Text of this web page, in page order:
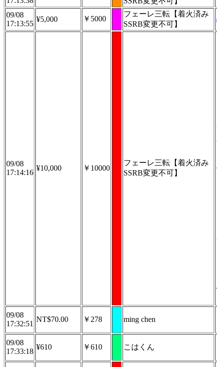
09/08
17:13:55
¥5,000 ￥5000
フェーレ三転【着火済み
SSRB変更不可】
09/08
17:14:16
¥10,000 ￥10000
フェーレ三転【着火済み
SSRB変更不可】
09/08
17:32:51
NT$70.00 ￥278 ming chen
09/08
17:33:18
¥610 ￥610 こはくん